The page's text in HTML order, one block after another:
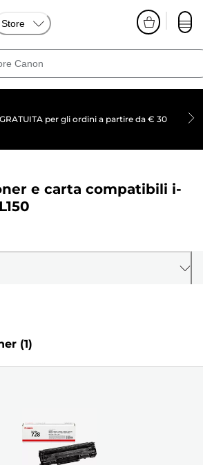
Store
per gli ordini a partire da € 30
e carta compatibili i-
(1)